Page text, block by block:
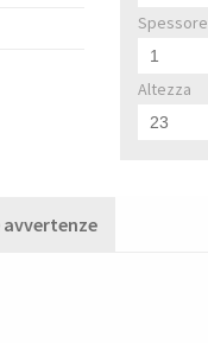
Spessore
1
Altezza
23